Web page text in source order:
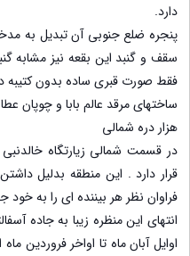
دارد.
پنجره ضلع جنوبی آن تبدیل به
سقف و گنبد این بقعه نیز مشابه
فقط صورت قبری ساده بدون کتیبه
ساختهای مرقد عالم بابا و چوپان
هزار دره شمالی
در قسمت شمالی زیارتگاه
قرار دارد . این منطقه بدلیل
فراوان نظر هر بیننده ای را به
انتهای این منظره زیبا به جاده
اوایل آبان ماه تا اواخر